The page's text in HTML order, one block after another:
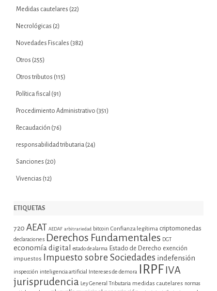
Medidas cautelares (22)
Necrológicas (2)
Novedades Fiscales (382)
Otros (255)
Otros tributos (115)
Política fiscal (91)
Procedimiento Administrativo (351)
Recaudación (76)
responsabilidad tributaria (24)
Sanciones (20)
Vivencias (12)
ETIQUETAS
720 AEAT AEDAF arbitrariedad bitcoin Confianza legítima criptomonedas
declaraciones Derechos Fundamentales DGT
economía digital estado de alarma Estado de Derecho exención
impuestos Impuesto sobre Sociedades indefensión
inspección inteligencia artificial Intereses de demora IRPF IVA
jurisprudencia Ley General Tributaria medidas cautelares normas